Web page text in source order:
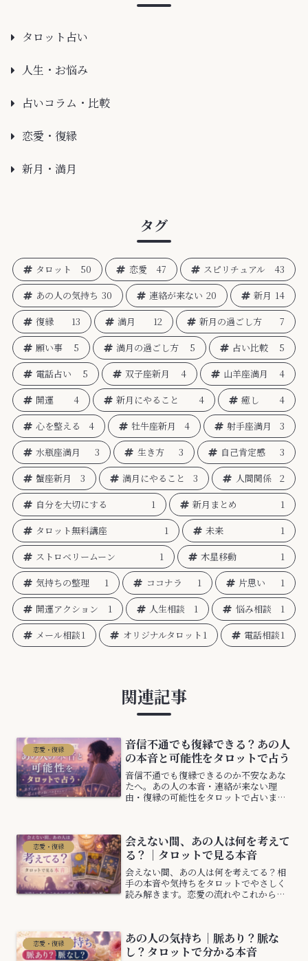
タロット占い
人生・お悩み
占いコラム・比較
恋愛・復縁
新月・満月
タグ
タロット 50 恋愛 47 スピリチュアル
43
あの人の気持ち 30 連絡が来ない 20 新月 14
復縁
13 満月 12 新月の過ごし方
7
願い事
5 満月の過ごし方 5 占い比較
5
電話占い
5 双子座新月 4 山羊座満月
4
開運
4 新月にやること 4 癒し
4
心を整える
4 牡牛座新月 4 射手座満月
3
水瓶座満月
3 生き方 3 自己肯定感
3
蟹座新月
3 満月にやること 3 人間関係
2
自分を大切にする
1 新月まとめ
1
タロット無料講座
1 未来
1
ストロベリームーン
1 木星移動
1
気持ちの整理
1 ココナラ 1 片思い
1
開運アクション
1 人生相談 1 悩み相談
1
メール相談1 オリジナルタロット 1 電話相談1
関連記事
恋愛・復縁
音信不通でも復縁できる？あの人
の本音と可能性をタロットで占う
音信不通でも復縁できるのか不安なあな
たへ。あの人の本音・連絡が来ない理
由・復縁の可能性をタロットで占いま
恋愛・復縁
会えない間、あの人は何を考えて
る？｜タロットで見る本音
会えない間、あの人は何を考えてる？相
手の本音や気持ちをタロットでやさしく
読み解きます。恋愛の流れやこれからの
恋愛・復縁
あの人の気持ち｜脈あり？脈な
し？タロットで分かる本音